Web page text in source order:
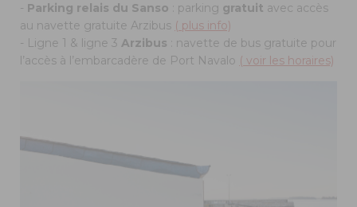
- Parking relais du Sanso : parking gratuit avec accès
au navette gratuite Arzibus ( plus info)
- Ligne 1 & ligne 3 Arzibus : navette de bus gratuite pour
l’accès à l’embarcadère de Port Navalo ( voir les horaires)